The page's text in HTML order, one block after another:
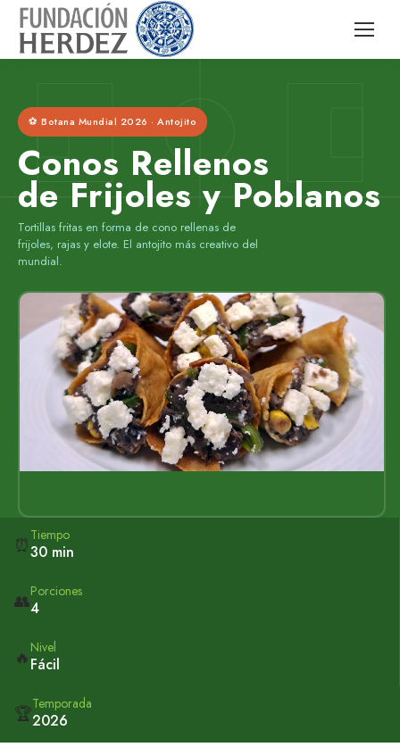
⚽ Botana Mundial 2026 · Antojito
Conos Rellenos
de Frijoles y Poblanos
Tortillas fritas en forma de cono rellenas de
frijoles, rajas y elote. El antojito más creativo del
mundial.
⏰ Tiempo
30 min
👥Porciones
4
🔥 Nivel
Fácil
🏆Temporada
2026